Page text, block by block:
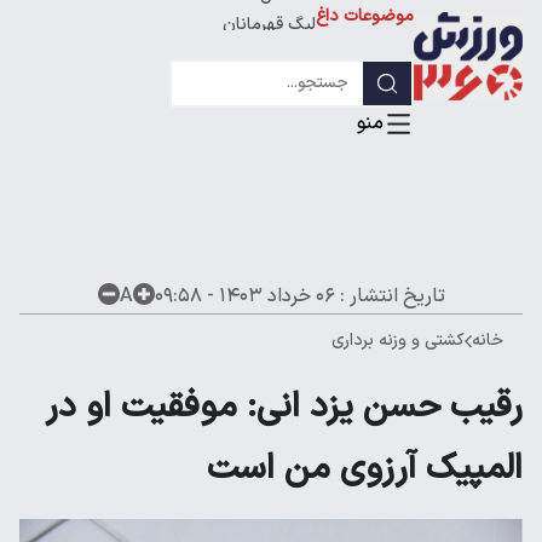
موضوعات داغلیگ قهرمانان
تاریخ انتشار :۰۶ خرداد ۱۴۰۳ - ۰۹:۵۸ A
خانه کشتی و وزنه برداری
رقیب حسن یزد انی: موفقیت او در
المپیک آرزوی من است